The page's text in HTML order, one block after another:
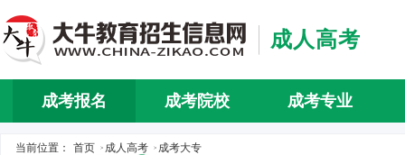
成人高考
成考报名 成考院校 成考专业
当前位置： 首页 > 成人高考 > 成考大专